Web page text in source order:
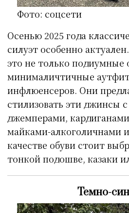
Фото: соцсети
Осенью 2025 года
силуэт особенно
это не только подиумные
минималичтичные
инфлюенсеров. Они
стилизовать эти джинсы
джемперами,
майками-алкоголичнами
качестве обуви стоит
тонкой подошве, казаки
Темно-